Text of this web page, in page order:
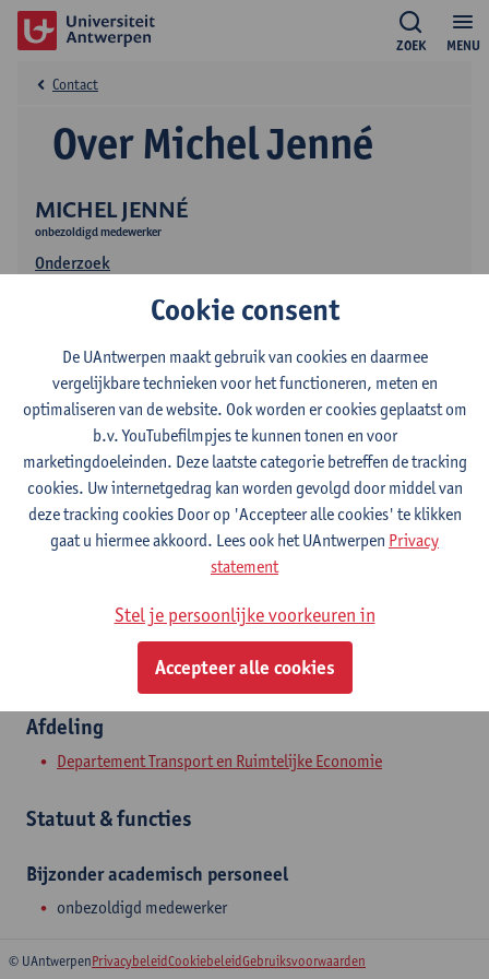
MENU
ZOEK
MICHEL JENNÉ
onbezoldigd medewerker
Onderzoek
Over Michel Jenné
Contact
Contact
Stadscampus
Toon e-mailadres
2000 Antwerpen, BEL
Afdeling
Departement Transport en Ruimtelijke Economie
Statuut & functies
Bijzonder academisch personeel
onbezoldigd medewerker
© UAntwerpenPrivacybeleidCookiebeleidGebruiksvoorwaarden
Cookie consent
De UAntwerpen maakt gebruik van cookies en daarmee
vergelijkbare technieken voor het functioneren, meten en
optimaliseren van de website. Ook worden er cookies geplaatst om
b.v. YouTubefilmpjes te kunnen tonen en voor
marketingdoeleinden. Deze laatste categorie betreffen de tracking
cookies. Uw internetgedrag kan worden gevolgd door middel van
deze tracking cookies Door op 'Accepteer alle cookies' te klikken
gaat u hiermee akkoord. Lees ook het UAntwerpen Privacy
statement
Stel je persoonlijke voorkeuren in
Accepteer alle cookies